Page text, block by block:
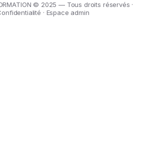
© 2025 — Tous droits réservés ·
· Espace admin